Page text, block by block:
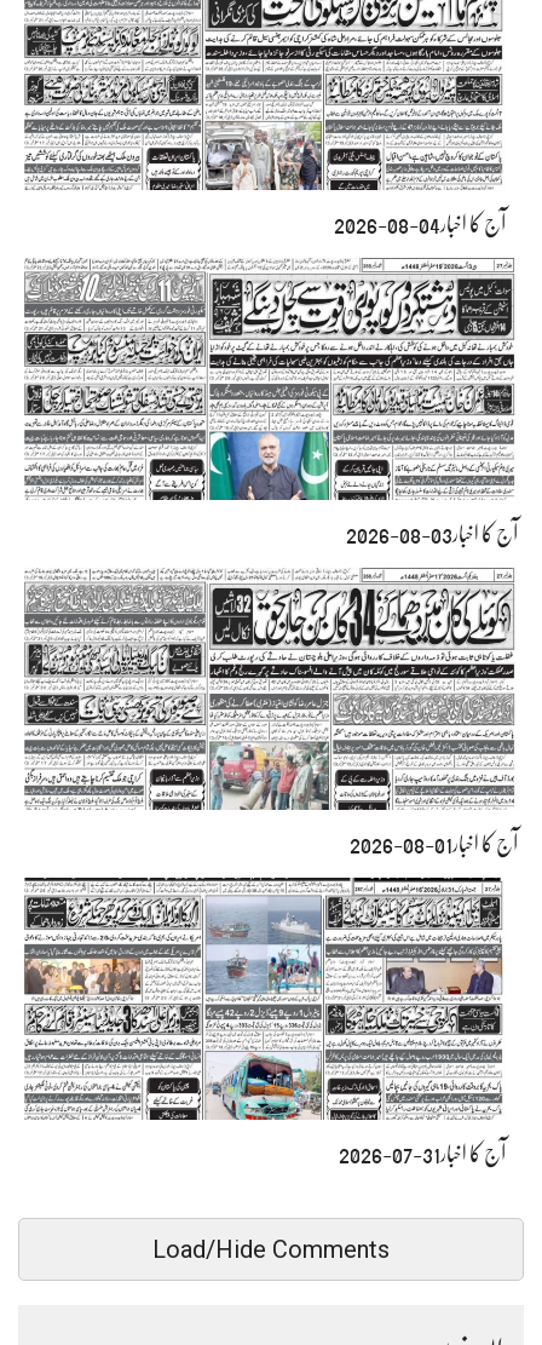
آج کا اخبار04-08-2026
آج کا اخبار03-08-2026
آج کا اخبار01-08-2026
آج کا اخبار31-07-2026
Load/Hide Comments